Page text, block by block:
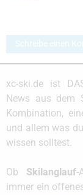
Schreibe einen
xc-ski.de ist
News aus dem
Kombination,
und allem was
wissen solltest.
Ob Skilanglauf-
immer ein